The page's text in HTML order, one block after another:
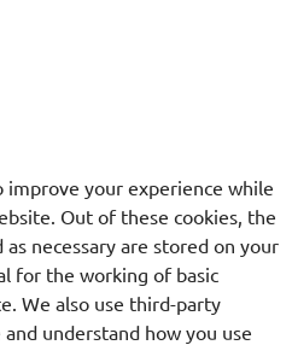
improve your experience while
Out of these cookies, the
necessary are stored on your
for the working of basic
We also use third-party
understand how you use